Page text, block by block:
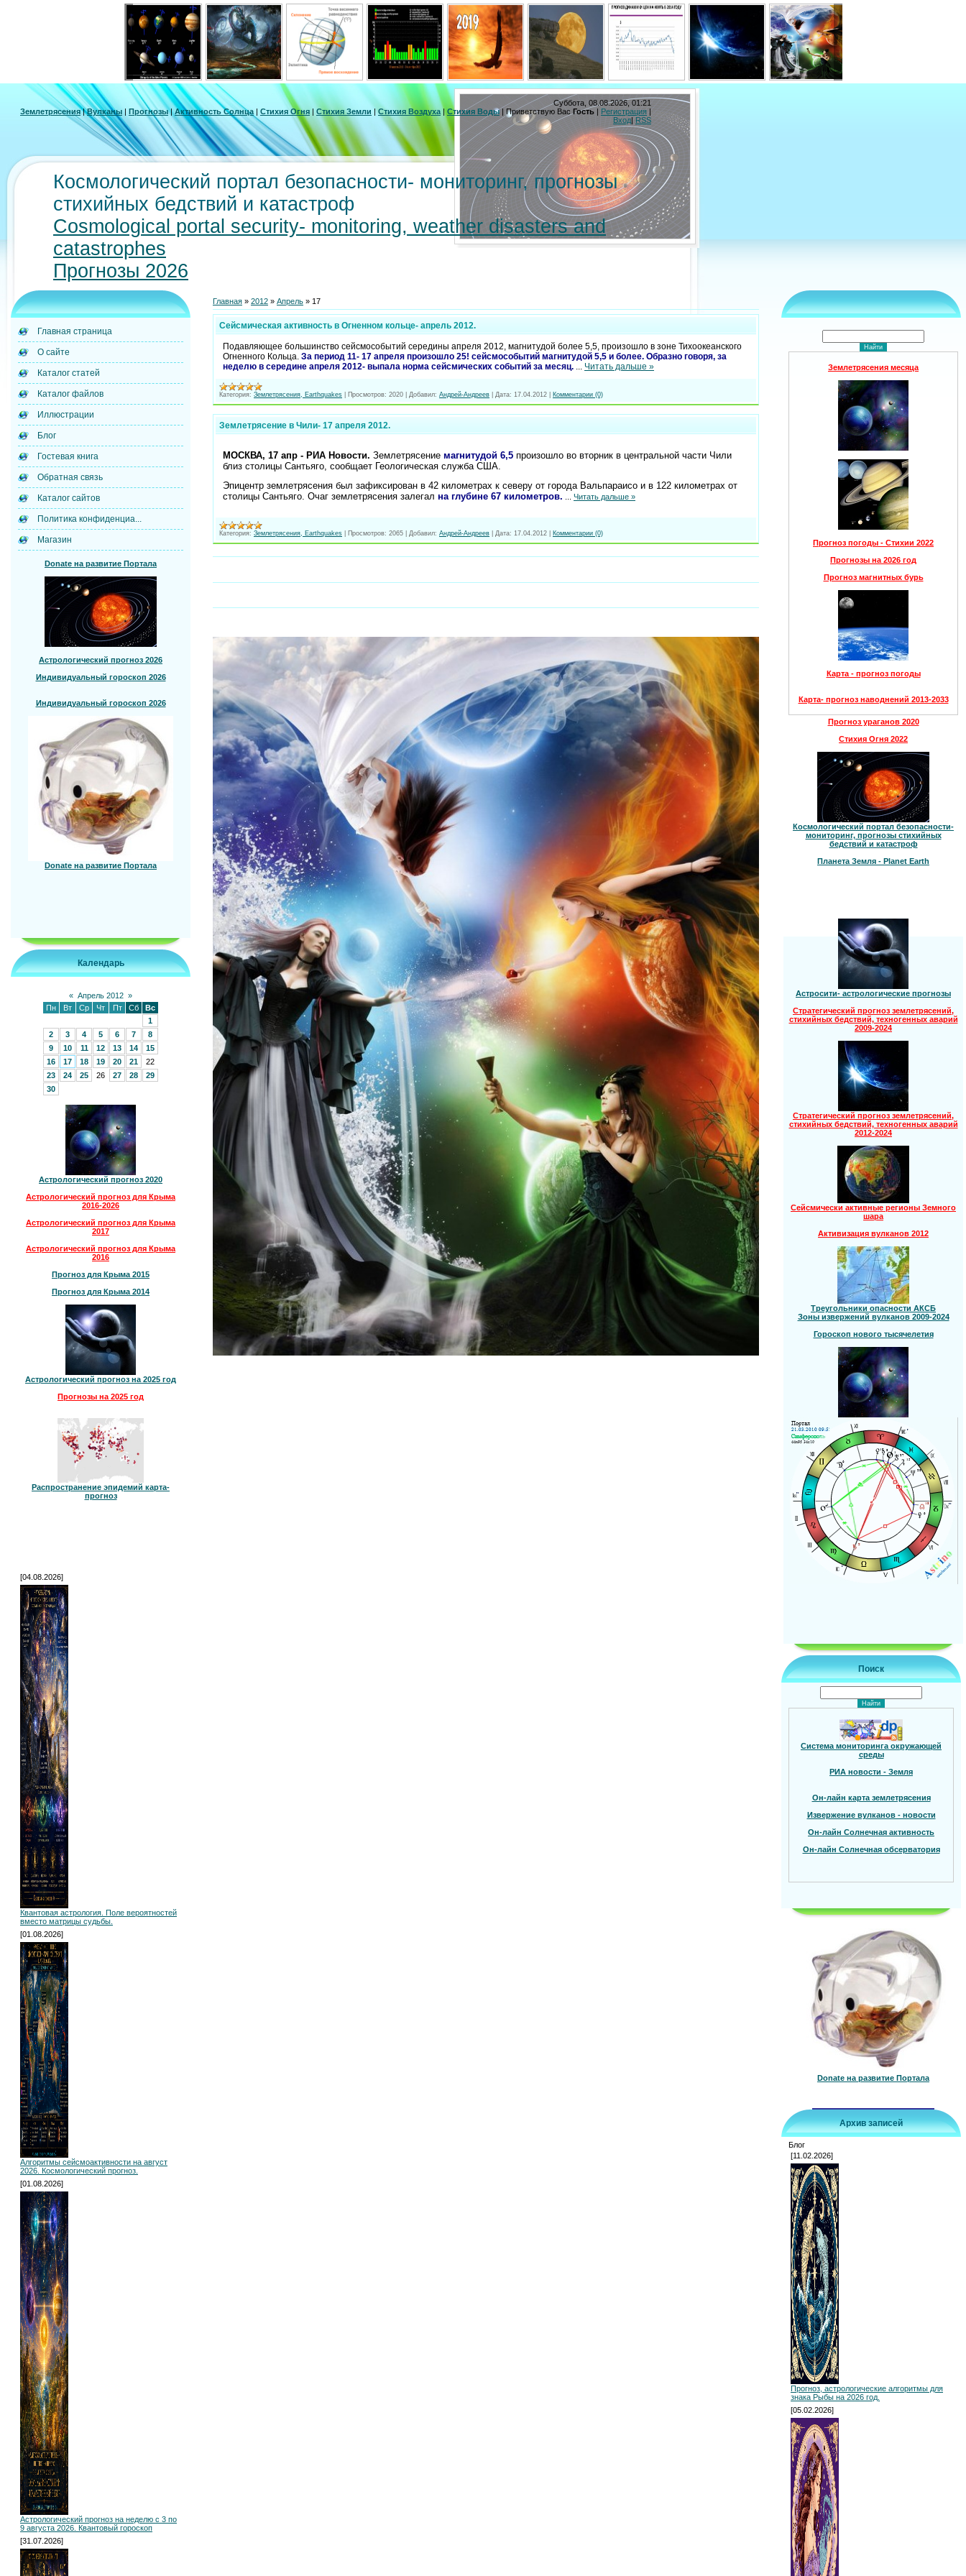
Суббота, 08.08.2026, 01:21
Землетрясения|Вулканы | Прогнозы|Активность Солнца | Стихия Огня | Стихия Земли |Стихия Воздуха | Стихия Воды| Приветствую Вас Гость | Регистрация |
Вход| RSS
Космологический портал безопасности- мониторинг, прогнозы
стихийных бедствий и катастроф
Cosmological portal security- monitoring, weather disasters and
catastrophes
Прогнозы 2026
Главная страница
О сайте
Каталог статей
Каталог файлов
Иллюстрации
Блог
Гостевая книга
Обратная связь
Каталог сайтов
Политика конфиденциа...
Магазин
Donate на развитие Портала
Астрологический прогноз 2026
Индивидуальный гороскоп 2026
Индивидуальный гороскоп 2026
Donate на развитие Портала
Календарь
« Апрель 2012 »
Пн
Вт Ср Чт Пт Сб
Вс
1
2
3 4 5 6 7
8
9
10 11 12 13 14
15
16
17 18 19 20 21
22
23
24 25 26 27 28
29
30
Астрологический прогноз 2020
Астрологический прогноз для Крыма
2016-2026
Астрологический прогноз для Крыма
2017
Астрологический прогноз для Крыма
2016
Прогноз для Крыма 2015
Прогноз для Крыма 2014
Астрологический прогноз на 2025 год
Прогнозы на 2025 год
Распространение эпидемий карта-
прогноз
[04.08.2026]
Квантовая астрология. Поле вероятностей
вместо матрицы судьбы.
[01.08.2026]
Алгоритмы сейсмоактивности на август
2026. Космологический прогноз.
[01.08.2026]
Астрологический прогноз на неделю с 3 по
9 августа 2026. Квантовый гороскоп
[31.07.2026]
Главная » 2012 » Апрель » 17
Сейсмическая активность в Огненном кольце- апрель 2012.
Подавляющее большинство сейсмособытий середины апреля 2012, магнитудой более 5,5, произошло в зоне Тихоокеанского
Огненного Кольца. За период 11- 17 апреля произошло 25! сейсмособытий магнитудой 5,5 и более. Образно говоря, за
неделю в середине апреля 2012- выпала норма сейсмических событий за месяц.
Читать дальше »
Категория: Землетрясения, Earthquakes Просмотров: 2020 Добавил: Андрей-Андреев Дата: 17.04.2012 Комментарии (0)
Землетрясение в Чили- 17 апреля 2012.
МОСКВА, 17 апр - РИА Новости. Землетрясение магнитудой 6,5 произошло во вторник в центральной части Чили
близ столицы Сантьяго, сообщает Геологическая служба США.
Эпицентр землетрясения был зафиксирован в 42 километрах к северу от города Вальпараисо и в 122 километрах от
столицы Сантьяго. Очаг землетрясения залегал на глубине 67 километров. Читать дальше »
Категория: Землетрясения, Earthquakes Просмотров: 2065 Добавил: Андрей-Андреев Дата: 17.04.2012 Комментарии (0)
Землетрясения месяца
Прогноз погоды - Стихии 2022
Прогнозы на 2026 год
Прогноз магнитных бурь
Карта - прогноз погоды
Карта- прогноз наводнений 2013-2033
Прогноз ураганов 2020
Стихия Огня 2022
Космологический портал безопасности-
мониторинг, прогнозы стихийных
бедствий и катастроф
Планета Земля - Planet Earth
Астросити- астрологические прогнозы
Стратегический прогноз землетрясений,
стихийных бедствий, техногенных аварий
2009-2024
Стратегический прогноз землетрясений,
стихийных бедствий, техногенных аварий
2012-2024
Сейсмически активные регионы Земного
шара
Активизация вулканов 2012
Треугольники опасности АКСБ
Зоны извержений вулканов 2009-2024
Гороскоп нового тысячелетия
Поиск
Система мониторинга окружающей
среды
РИА новости - Земля
Он-лайн карта землетрясения
Извержение вулканов - новости
Он-лайн Солнечная активность
Он-лайн Солнечная обсерватория
Donate на развитие Портала
Архив записей
Блог
[11.02.2026]
Прогноз, астрологические алгоритмы для
знака Рыбы на 2026 год.
[05.02.2026]